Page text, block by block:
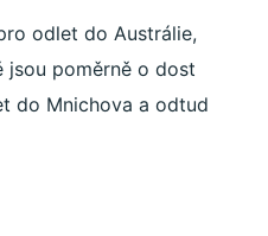
odlet do Austrálie,
jsou poměrně o dost
do Mnichova a odtud